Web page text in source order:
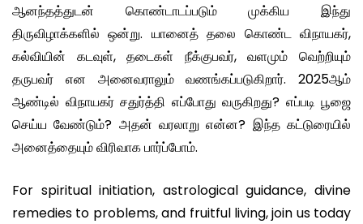
ஆனந்தத்துடன் கொண்டாடப்படும் முக்கிய இந்து
திருவிழாக்களில் ஒன்று. யானைத் தலை கொண்ட விநாயகர்,
கல்வியின் கடவுள், தடைகள் நீக்குபவர், வளமும் வெற்றியும்
தருபவர் என அனைவராலும் வணங்கப்படுகிறார். 2025ஆம்
ஆண்டில் விநாயகர் சதுர்த்தி எப்போது வருகிறது? எப்படி பூஜை
செய்ய வேண்டும்? அதன் வரலாறு என்ன? இந்த கட்டுரையில்
அனைத்தையும் விரிவாக பார்ப்போம்.
For spiritual initiation, astrological guidance, divine
remedies to problems, and fruitful living, join us today